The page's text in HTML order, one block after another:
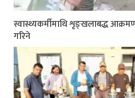
स्वास्थ्यकर्मीमाथि शृङ्खलाबद्ध
गरिने